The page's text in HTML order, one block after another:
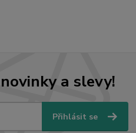
a slevy!
Přihlásit se